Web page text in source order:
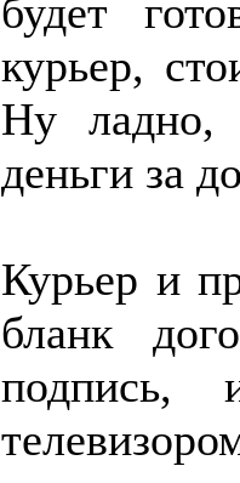
будет
курьер,
Ну ладно,
деньги за
Курьер и
бланк